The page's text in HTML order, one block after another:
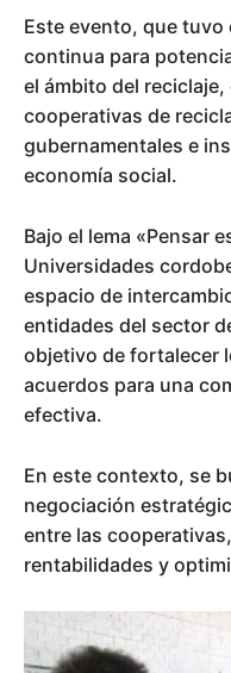
Este evento, que
continua para
el ámbito del
cooperativas de
gubernamentales e
economía social.
Bajo el lema «Pensar
Universidades
espacio de
entidades del sector
objetivo de fortalecer
acuerdos para una
efectiva.
En este contexto, se
negociación
entre las
rentabilidades y